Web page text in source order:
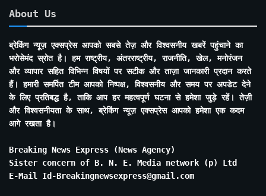
About Us
ब्रेकिंग न्यूज़ एक्सप्रेस आपको सबसे तेज़ और विश्वसनीय खबरें पहुंचाने का
भरोसेमंद स्रोत है। हम राष्ट्रीय, अंतरराष्ट्रीय, राजनीति, खेल, मनोरंजन
और व्यापार सहित विभिन्न विषयों पर सटीक और ताज़ा जानकारी प्रदान करते
हैं। हमारी समर्पित टीम आपको निष्पक्ष, विश्वसनीय और समय पर अपडेट देने
के लिए प्रतिबद्ध है, ताकि आप हर महत्वपूर्ण घटना से हमेशा जुड़े रहें। तेज़ी
और विश्वसनीयता के साथ, ब्रेकिंग न्यूज़ एक्सप्रेस आपको हमेशा एक कदम
आगे रखता है।
Breaking News Express (News Agency)
Sister concern of B. N. E. Media network (p) Ltd
E-Mail Id-Breakingnewsexpress@gmail.com